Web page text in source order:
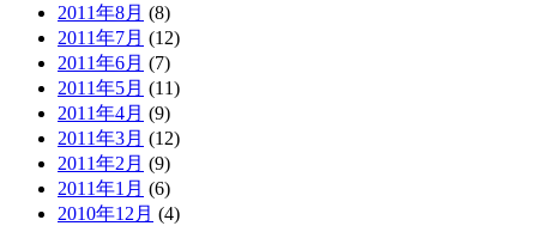
2011年8月 (8)
2011年7月 (12)
2011年6月 (7)
2011年5月 (11)
2011年4月 (9)
2011年3月 (12)
2011年2月 (9)
2011年1月 (6)
2010年12月 (4)